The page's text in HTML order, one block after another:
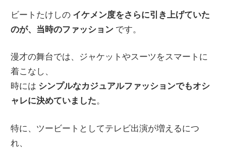
ビートたけしの イケメン度をさらに引き上げていた
のが、当時のファッション です。
漫才の舞台では、ジャケットやスーツをスマートに
着こなし、
時には シンプルなカジュアルファッションでもオシ
ャレに決めていました。
特に、ツービートとしてテレビ出演が増えるにつ
れ、